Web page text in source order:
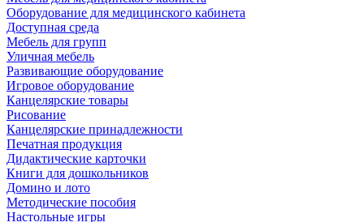
Оборудование для медицинского кабинета
Доступная среда
Мебель для групп
Уличная мебель
Развивающие оборудование
Игровое оборудование
Канцелярские товары
Рисование
Канцелярские принадлежности
Печатная продукция
Дидактические карточки
Книги для дошкольников
Домино и лото
Методические пособия
Настольные игры